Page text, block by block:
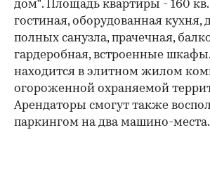
дом”. Площадь квартиры - 160 кв.
гостиная, оборудованная кухня,
полных санузла, прачечная,
гардеробная, встроенные
находится в элитном жилом
огороженной охраняемой
Арендаторы смогут также
паркингом на два машино-места.